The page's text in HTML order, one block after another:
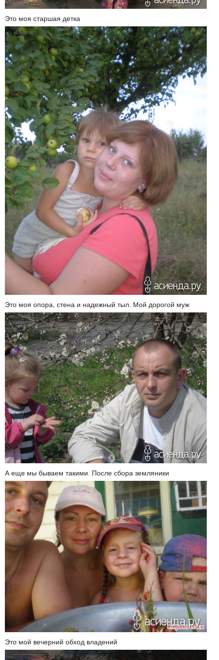
Это моя старшая детка
Это моя опора, стена и надежный тыл. Мой дорогой муж
А еще мы бываем такими. После сбора земляники
Это мой вечерний обход владений